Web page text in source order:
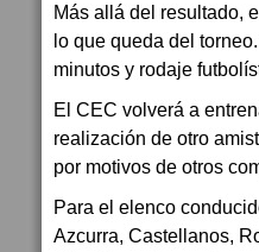
Más allá del resultado,
lo que queda del
minutos y rodaje
El CEC volverá a
realización de otro
por motivos de otros
Para el elenco
Azcurra, Castellanos,